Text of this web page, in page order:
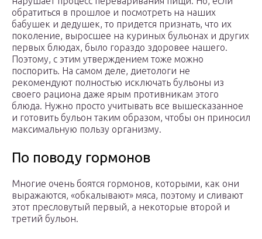
обратиться в прошлое и посмотреть на наших
бабушек и дедушек, то придется признать, что их
поколение, выросшее на куриных бульонах и других
первых блюдах, было гораздо здоровее нашего.
Поэтому, с этим утверждением тоже можно
поспорить. На самом деле, диетологи не
рекомендуют полностью исключать бульоны из
своего рациона даже ярым противникам этого
блюда. Нужно просто учитывать все вышесказанное
и готовить бульон таким образом, чтобы он приносил
максимальную пользу организму.
По поводу гормонов
Многие очень боятся гормонов, которыми, как они
выражаются, «обкалывают» мяса, поэтому и сливают
этот пресловутый первый, а некоторые второй и
третий бульон.